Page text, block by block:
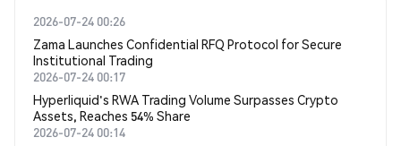
2026-07-24 00:26
Zama Launches Confidential RFQ Protocol for Secure
Institutional Trading
2026-07-24 00:17
Hyperliquid's RWA Trading Volume Surpasses Crypto
Assets, Reaches 54% Share
2026-07-24 00:14